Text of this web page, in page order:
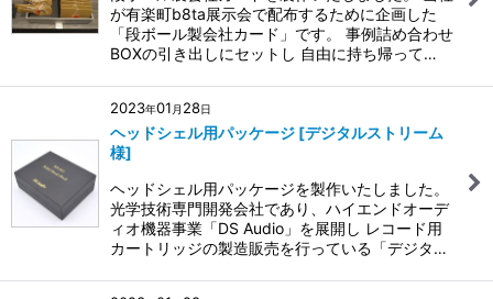
が有楽町b8ta展示会で配布するために企画した
「段ボール製会社カード」です。 事例詰め合わせ
BOXの引き出しにセットし 自由に持ち帰って…
2023年01 月 28日
ヘッドシェル用パッケージ [デジタルストリーム
様]
ヘッドシェル用パッケージを製作いたしました。
光学技術専門開発会社であり、ハイエンドオーデ
ィオ機器事業「DS Audio」を展開し レコード用
カートリッジの製造販売を行っている「デジタ…